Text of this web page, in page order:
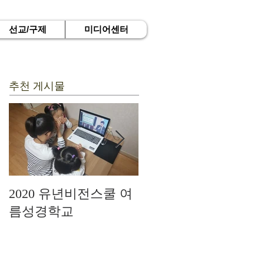
선교/구제 미디어센터
추천 게시물
2020 유년비전스쿨 여
름성경학교